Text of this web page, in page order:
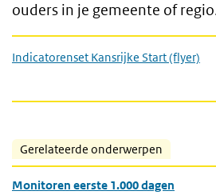
ouders in je gemeente of
Indicatorenset Kansrijke Start (flyer)
Gerelateerde onderwerpen
Monitoren eerste 1.000 dagen